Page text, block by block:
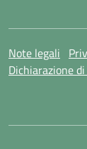
Note legali
Dichiarazione